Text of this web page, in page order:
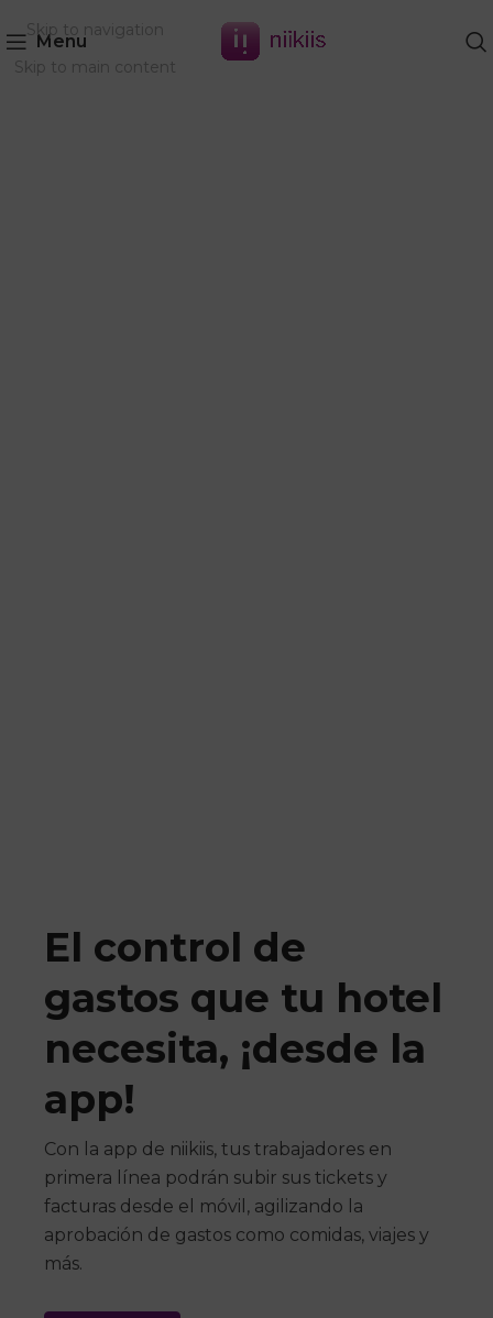
Skip to navigation
Skip to main content
Menu
El control de
gastos que tu hotel
necesita, ¡desde la
app!
Con la app de niikiis, tus trabajadores en
primera línea podrán subir sus tickets y
facturas desde el móvil, agilizando la
aprobación de gastos como comidas, viajes y
más.